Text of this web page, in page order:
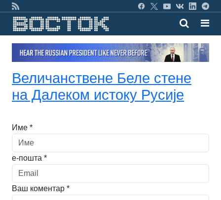
Величанствене Беле стене
на Далеком истоку Русије
Име *
е-пошта *
Ваш коментар *